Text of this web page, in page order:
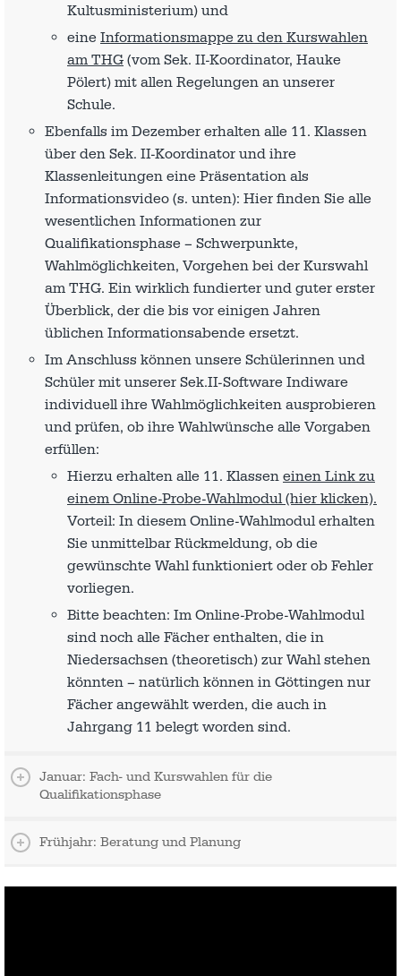
Kultusministerium) und
eine Informationsmappe zu den Kurswahlen
am THG (vom Sek. II-Koordinator, Hauke
Pölert) mit allen Regelungen an unserer
Schule.
Ebenfalls im Dezember erhalten alle 11. Klassen
über den Sek. II-Koordinator und ihre
Klassenleitungen eine Präsentation als
Informationsvideo (s. unten): Hier finden Sie alle
wesentlichen Informationen zur
Qualifikationsphase – Schwerpunkte,
Wahlmöglichkeiten, Vorgehen bei der Kurswahl
am THG. Ein wirklich fundierter und guter erster
Überblick, der die bis vor einigen Jahren
üblichen Informationsabende ersetzt.
Im Anschluss können unsere Schülerinnen und
Schüler mit unserer Sek.II-Software Indiware
individuell ihre Wahlmöglichkeiten ausprobieren
und prüfen, ob ihre Wahlwünsche alle Vorgaben
erfüllen:
Hierzu erhalten alle 11. Klassen einen Link zu
einem Online-Probe-Wahlmodul (hier klicken).
Vorteil: In diesem Online-Wahlmodul erhalten
Sie unmittelbar Rückmeldung, ob die
gewünschte Wahl funktioniert oder ob Fehler
vorliegen.
Bitte beachten: Im Online-Probe-Wahlmodul
sind noch alle Fächer enthalten, die in
Niedersachsen (theoretisch) zur Wahl stehen
könnten – natürlich können in Göttingen nur
Fächer angewählt werden, die auch in
Jahrgang 11 belegt worden sind.
Januar: Fach- und Kurswahlen für die
Qualifikationsphase
Frühjahr: Beratung und Planung